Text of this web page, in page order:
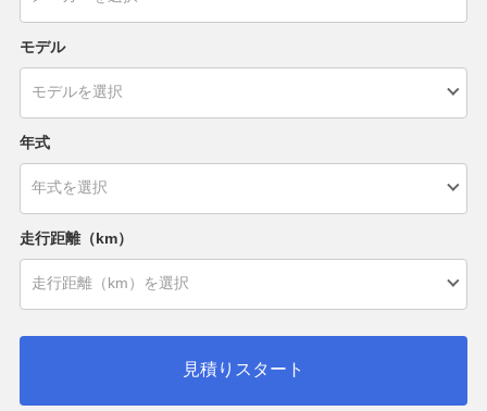
モデル
年式
走行距離（km）
見積りスタート